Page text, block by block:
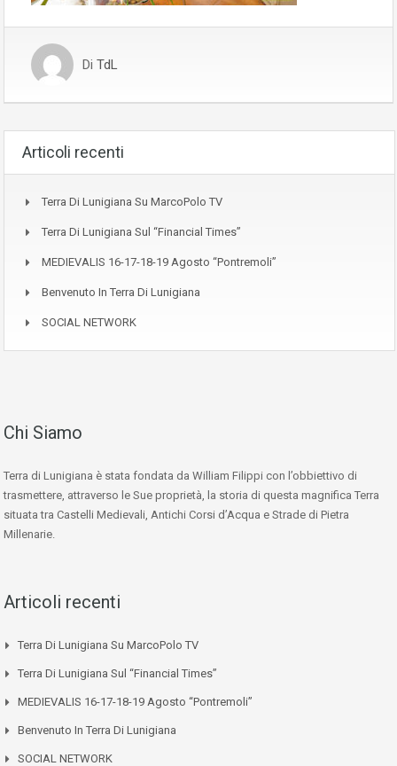
Di TdL
Articoli recenti
Terra Di Lunigiana Su MarcoPolo TV
Terra Di Lunigiana Sul “Financial Times”
MEDIEVALIS 16-17-18-19 Agosto “Pontremoli”
Benvenuto In Terra Di Lunigiana
SOCIAL NETWORK
Chi Siamo
Terra di Lunigiana è stata fondata da William Filippi con l’obbiettivo di
trasmettere, attraverso le Sue proprietà, la storia di questa magnifica Terra
situata tra Castelli Medievali, Antichi Corsi d’Acqua e Strade di Pietra
Millenarie.
Articoli recenti
Terra Di Lunigiana Su MarcoPolo TV
Terra Di Lunigiana Sul “Financial Times”
MEDIEVALIS 16-17-18-19 Agosto “Pontremoli”
Benvenuto In Terra Di Lunigiana
SOCIAL NETWORK